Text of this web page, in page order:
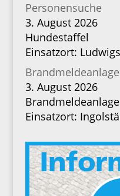
Personensuche
3. August 2026
Hundestaffel
Einsatzort:
Brandmeldeanlage
3. August 2026
Brandmeldeanlage
Einsatzort: